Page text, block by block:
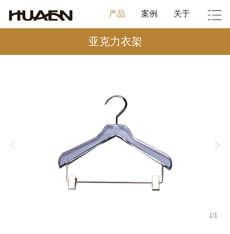
产品 案例 关于
亚克力衣架
1 /1